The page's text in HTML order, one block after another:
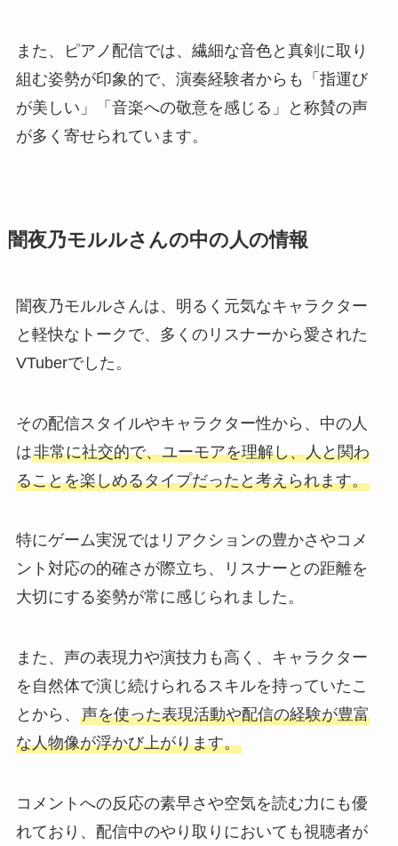
また、ピアノ配信では、繊細な音色と真剣に取り
組む姿勢が印象的で、演奏経験者からも「指運び
が美しい」「音楽への敬意を感じる」と称賛の声
が多く寄せられています。
闇夜乃モルルさんの中の人の情報
闇夜乃モルルさんは、明るく元気なキャラクター
と軽快なトークで、多くのリスナーから愛された
VTuberでした。
その配信スタイルやキャラクター性から、中の人
は非常に社交的で、ユーモアを理解し、人と関わ
ることを楽しめるタイプだったと考えられます。
特にゲーム実況ではリアクションの豊かさやコメ
ント対応の的確さが際立ち、リスナーとの距離を
大切にする姿勢が常に感じられました。
また、声の表現力や演技力も高く、キャラクター
を自然体で演じ続けられるスキルを持っていたこ
とから、 声を使った表現活動や配信の経験が豊富
な人物像が浮かび上がります。
コメントへの反応の素早さや空気を読む力にも優
れており、配信中のやり取りにおいても視聴者が